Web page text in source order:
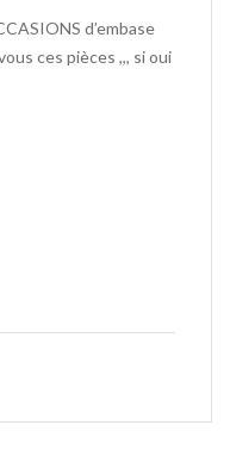
d’embase
ces pièces ,,, si oui